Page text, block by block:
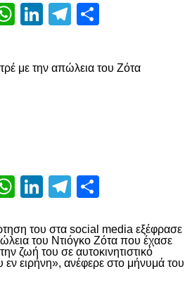
WhatsApp
LinkedIn
Telegram
με την απώλεια του Ζότα
WhatsApp
LinkedIn
Telegram
του στα social media εξέφρασε
του Ντιόγκο Ζότα που έχασε
ζωή του σε αυτοκινητιστικό
ειρήνη», ανέφερε στο μήνυμά του